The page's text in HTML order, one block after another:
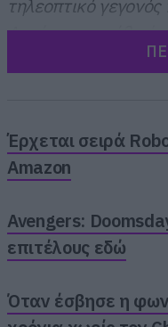
τηλεοπτικό
Αυτό που συνέβη
πρόκειται να δείτε
Έρχεται σειρά
Amazon
Avengers:
επιτέλους εδώ
Όταν έσβησε η